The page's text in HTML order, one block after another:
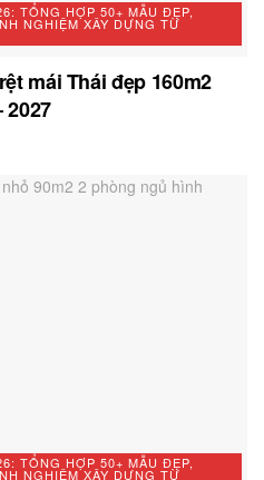
TỔNG HỢP 50+ MẪU ĐẸP,
NGHIỆM XÂY DỰNG TỪ
mái Thái đẹp 160m2
2027
TỔNG HỢP 50+ MẪU ĐẸP,
NGHIỆM XÂY DỰNG TỪ